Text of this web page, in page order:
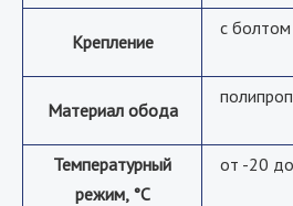
Крепление
с болтом
Материал обода
Температурный
режим, °С
от -20